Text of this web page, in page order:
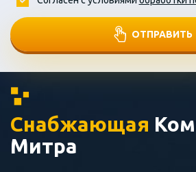
ОТПРАВИТЬ
Снабжающая
Митра